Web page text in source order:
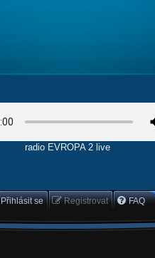
radio EVROPA 2 live
Přihlásit se Registrovat FAQ